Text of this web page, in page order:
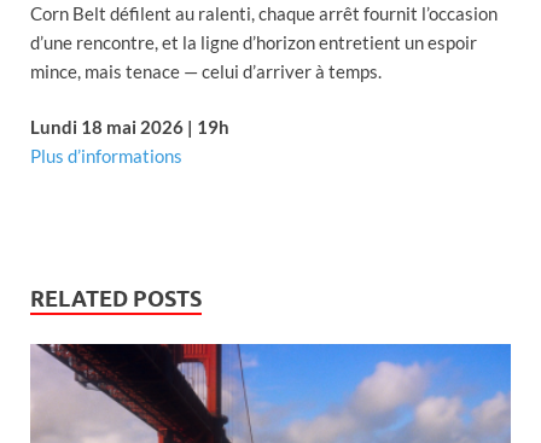
Corn Belt défilent au ralenti, chaque arrêt fournit l’occasion
d’une rencontre, et la ligne d’horizon entretient un espoir
mince, mais tenace — celui d’arriver à temps.
Lundi 18 mai 2026 | 19h
Plus d’informations
RELATED POSTS